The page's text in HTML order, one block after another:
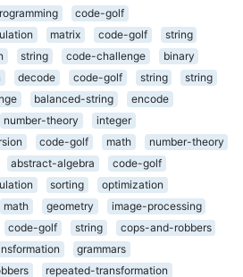
code-golf
matrix code-golf
string
string code-challenge
binary
decode code-golf string
string
balanced-string
encode
number-theory
integer
code-golf math
number-theory
abstract-algebra
code-golf
sorting
optimization
math geometry
image-processing
code-golf string
cops-and-robbers
grammars
repeated-transformation